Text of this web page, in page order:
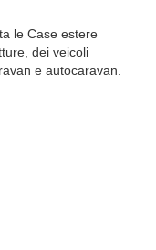
le Case estere
dei veicoli
e autocaravan.